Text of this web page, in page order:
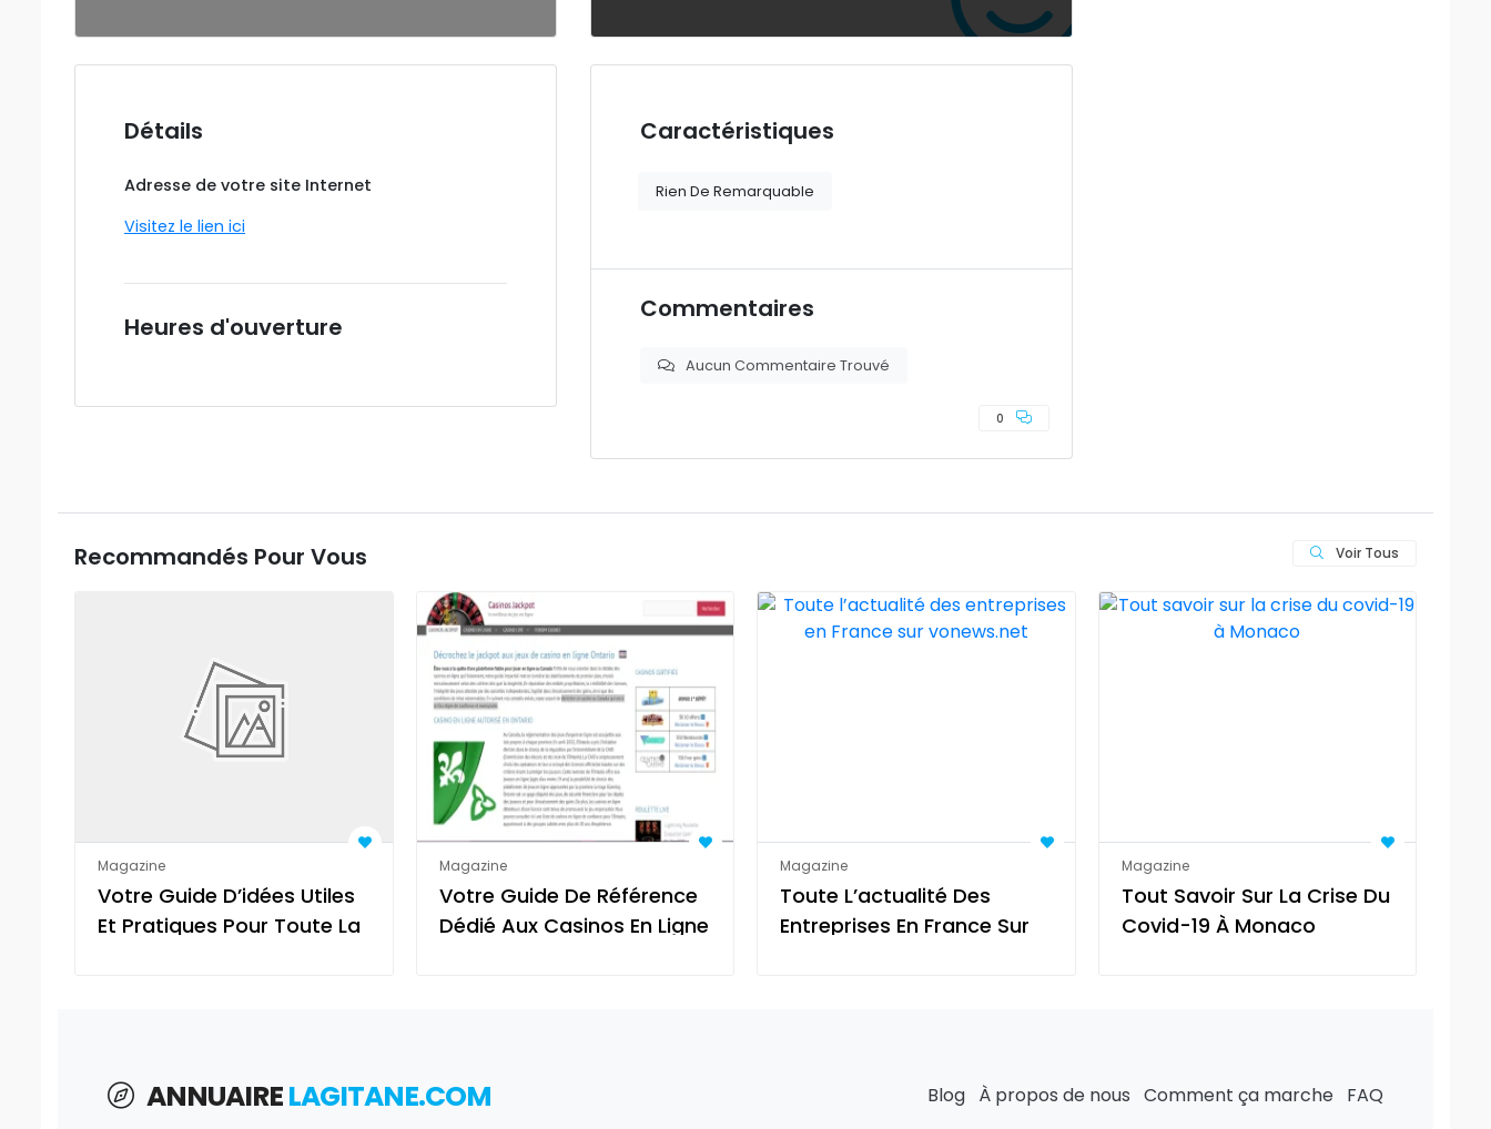
Détails
Adresse de votre site Internet
Visitez le lien ici
Heures d'ouverture
Caractéristiques
Rien De Remarquable
Commentaires
Aucun Commentaire Trouvé
0
Voir Tous
Recommandés Pour Vous
Magazine
Votre Guide D’idées Utiles
Et Pratiques Pour Toute La
Magazine
Votre Guide De Référence
Dédié Aux Casinos En Ligne
Magazine
Toute L’actualité Des
Entreprises En France Sur
Magazine
Tout Savoir Sur La Crise Du
Covid-19 À Monaco
ANNUAIRELAGITANE.COM Blog À propos de nous Comment ça marche FAQ